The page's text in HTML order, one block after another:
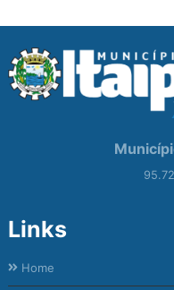
Links
Home